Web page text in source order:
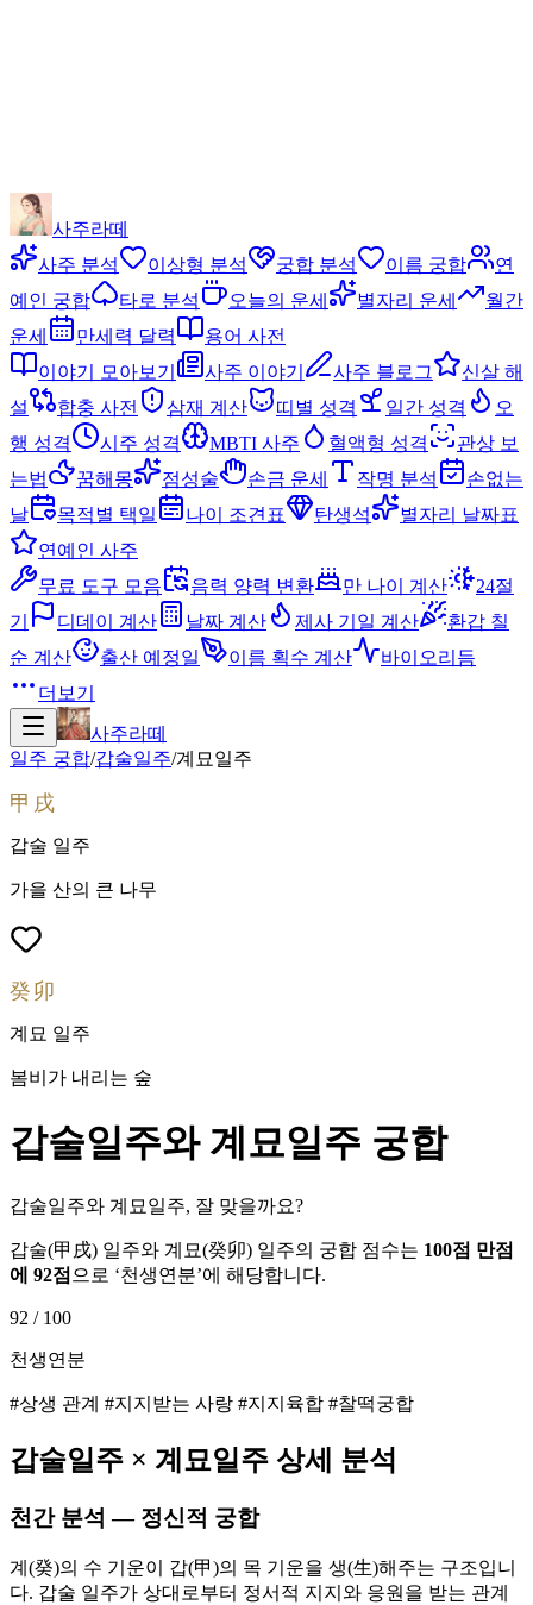
사주라떼
사주 분석
이상형 분석 궁합 분석 이름 궁합
연
예인 궁합
타로 분석 오늘의 운세 별자리 운세
월간
운세
만세력 달력
용어 사전
이야기 모아보기
사주 이야기 사주 블로그
신살 해
설
합충 사전 삼재 계산 띠별 성격 일간 성격
오
행 성격
시주 성격 MBTI 사주 혈액형 성격
관상 보
는법
꿈해몽 점성술 손금 운세 작명 분석
손없는
날
목적별 택일 나이 조견표 탄생석
별자리 날짜표
연예인 사주
무료 도구 모음
음력 양력 변환 만 나이 계산
24절
기
디데이 계산 날짜 계산 제사 기일 계산
환갑 칠
순 계산
출산 예정일 이름 획수 계산
바이오리듬
더보기
사주라떼
일주 궁합/갑술일주/계묘 일주
甲戌
갑술 일주
가을 산의 큰 나무
癸卯
계묘 일주
봄비가 내리는 숲
갑술일주와 계묘일주 궁합
갑술일주와 계묘일주, 잘 맞을까요?
갑술(甲戌) 일주와 계묘(癸卯) 일주의 궁합 점수는 100점 만점
에 92점 으로 ‘천생연분’에 해당합니다.
92 / 100
천생연분
#상생 관계 #지지받는 사랑 #지지육합 #찰떡궁합
갑술일주 × 계묘일주 상세 분석
천간 분석 — 정신적 궁합
계(癸)의 수 기운이 갑(甲)의 목 기운을 생(生)해주는 구조입니
다. 갑술 일주가 상대로부터 정서적 지지와 응원을 받는 관계